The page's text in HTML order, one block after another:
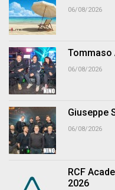
06/08/2026
Tommaso
06/08/2026
Giuseppe
06/08/2026
RCF
2026